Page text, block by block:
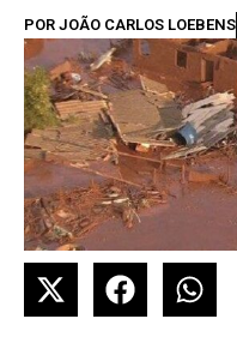
POR JOÃO CARLOS LOEBENS